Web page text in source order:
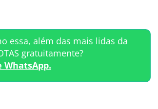
essa, além das mais lidas da
gratuitamente?
WhatsApp.